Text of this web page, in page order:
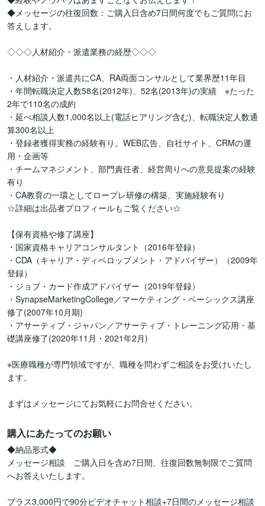
◆メッセージの往復回数：ご購入日含め7日間何度でもご質問にお
答えします。
◇◇◇人材紹介・派遣業務の経歴◇◇◇
・人材紹介・派遣共にCA、RA両面コンサルとして業界歴11年目
・年間転職決定人数58名(2012年)、52名(2013年)の実績　※たった
2年で110名の成約
・延べ相談人数1,000名以上(電話ヒアリング含む)、転職決定人数通
算300名以上
・登録者獲得実務の経験有り。WEB広告、自社サイト、CRMの運
用・企画等
・チームマネジメント、部門責任者、経営周りへの意見提案の経験
有り
・CA教育の一環としてロープレ研修の構築、実施経験有り
☆詳細は出品者プロフィールもご覧ください☆
【保有資格や修了講座】
・国家資格キャリアコンサルタント（2016年登録）
・CDA（キャリア・ディベロップメント・アドバイザー）（2009年
登録）
・ジョブ・カード作成アドバイザー（2019年登録）
・SynapseMarketingCollege／マーケティング・ベーシックス講座
修了(2007年10月期)
・アサーティブ・ジャパン／アサーティブ・トレーニング応用・基
礎講座修了(2020年11月・2021年2月)
※医療職種が専門領域ですが、職種を問わずご相談をお受けいたし
ます。
まずはメッセージにてお気軽にお問合せください。
購入にあたってのお願い
◆納品形式◆
メッセージ相談　ご購入日を含め7日間、往復回数無制限でご質問
へお答えいたします。
プラス3,000円で90分ビデオチャット相談+7日間のメッセージ相談